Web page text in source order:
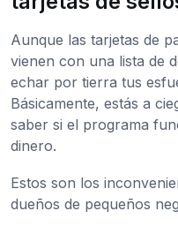
Aunque las tarjetas de
vienen con una lista de
echar por tierra tus
Básicamente, estás a
saber si el programa
dinero.
Estos son los
dueños de pequeños